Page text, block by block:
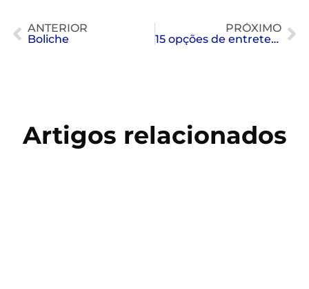
ANTERIOR
Boliche
PRÓXIMO
15 opções de entretenimento no Clube Paineiras
Artigos relacionados